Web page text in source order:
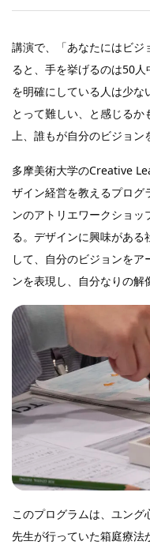
講演で、「あなたにはビジ
ると、手を挙げるのは50
を明確にしている人は少な
とって難しい、と感じる
上、誰もが自分のビジョン
多摩美術大学のCreative
ザイン経営を教えるプログ
ンのアトリエワークショ
る。デザインに興味がある
して、自分のビジョンを
ンを表現し、自分なりの解
このプログラムは、ユン
先生が行っていた箱庭療法